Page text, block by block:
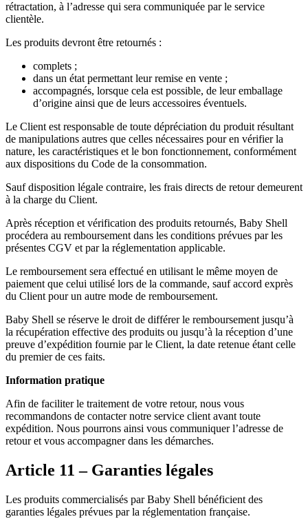
rétractation, à l’adresse qui sera communiquée par le service
clientèle.
Les produits devront être retournés :
complets ;
dans un état permettant leur remise en vente ;
accompagnés, lorsque cela est possible, de leur emballage
d’origine ainsi que de leurs accessoires éventuels.
Le Client est responsable de toute dépréciation du produit résultant
de manipulations autres que celles nécessaires pour en vérifier la
nature, les caractéristiques et le bon fonctionnement, conformément
aux dispositions du Code de la consommation.
Sauf disposition légale contraire, les frais directs de retour demeurent
à la charge du Client.
Après réception et vérification des produits retournés, Baby Shell
procédera au remboursement dans les conditions prévues par les
présentes CGV et par la réglementation applicable.
Le remboursement sera effectué en utilisant le même moyen de
paiement que celui utilisé lors de la commande, sauf accord exprès
du Client pour un autre mode de remboursement.
Baby Shell se réserve le droit de différer le remboursement jusqu’à
la récupération effective des produits ou jusqu’à la réception d’une
preuve d’expédition fournie par le Client, la date retenue étant celle
du premier de ces faits.
Information pratique
Afin de faciliter le traitement de votre retour, nous vous
recommandons de contacter notre service client avant toute
expédition. Nous pourrons ainsi vous communiquer l’adresse de
retour et vous accompagner dans les démarches.
Article 11 – Garanties légales
Les produits commercialisés par Baby Shell bénéficient des
garanties légales prévues par la réglementation française.